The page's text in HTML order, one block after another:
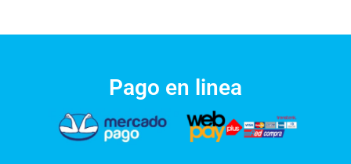
Pago en linea